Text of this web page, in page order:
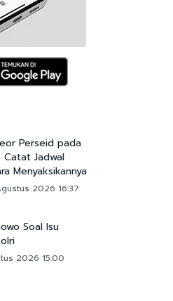
Perseid pada
Jadwal
Menyaksikannya
2026 16:37
Soal Isu
2026 15:00